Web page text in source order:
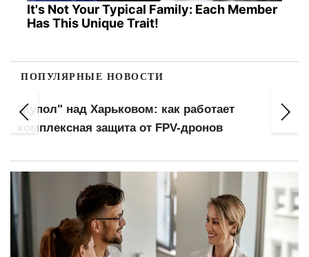
It's Not Your Typical Family: Each Member
Has This Unique Trait!
ПОПУЛЯРНЫЕ НОВОСТИ
Оплата коммуналки в "Ощадбанке": можно
остаться без денег и с долгами